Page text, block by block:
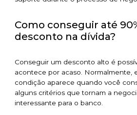
Como conseguir até
desconto na dívida?
Conseguir um desconto alto é
acontece por acaso. Normalmente,
condição aparece quando você
alguns critérios que tornam a
interessante para o banco.